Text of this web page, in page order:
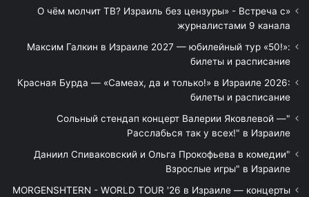
«О чём молчит ТВ? Израиль без цензуры» - Встреча с
журналистами 9 канала
Максим Галкин в Израиле 2027 — юбилейный тур «50!»:
билеты и расписание
Красная Бурда — «Самеах, да и только!» в Израиле 2026:
билеты и расписание
"Сольный стендап концерт Валерии Яковлевой —
Расслабься так у всех!" в Израиле
"Даниил Спиваковский и Ольга Прокофьева в комедии
Взрослые игры" в Израиле
MORGENSHTERN - WORLD TOUR '26 в Израиле — концерты